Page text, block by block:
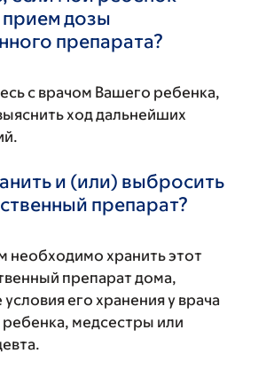
прием дозы
препарата?
с врачом Вашего ребенка,
ход дальнейших
и (или) выбросить
препарат?
необходимо хранить этот
препарат дома,
условия его хранения у врача
медсестры или